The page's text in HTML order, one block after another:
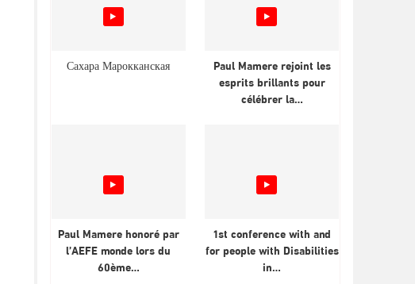
Сахара Марокканская
Paul Mamere rejoint les
esprits brillants pour
célébrer la…
Paul Mamere honoré par
l’AEFE monde lors du
60ème…
1st conference with and
for people with Disabilities
in…